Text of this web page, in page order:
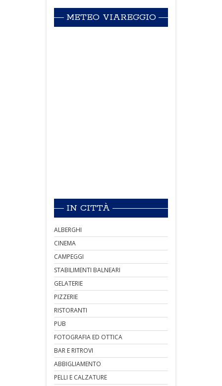
METEO VIAREGGIO
IN CITTÀ
ALBERGHI
CINEMA
CAMPEGGI
STABILIMENTI BALNEARI
GELATERIE
PIZZERIE
RISTORANTI
PUB
FOTOGRAFIA ED OTTICA
BAR E RITROVI
ABBIGLIAMENTO
PELLI E CALZATURE